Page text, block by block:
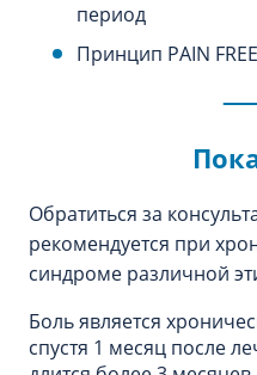
период
Принцип PAIN FREE
Обратиться за
рекомендуется при
синдроме различной
Боль является
спустя 1 месяц после